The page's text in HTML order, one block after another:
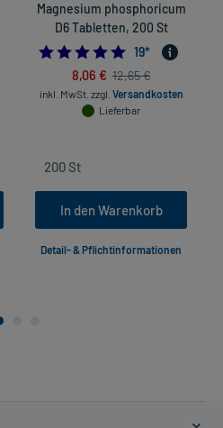
Magnesium phosphoricum
D6 Tabletten, 200 St
19*
8,06 € 12,65 €
inkl. MwSt. zzgl. Versandkosten
Lieferbar
In den Warenkorb
Detail- & Pflichtinformationen